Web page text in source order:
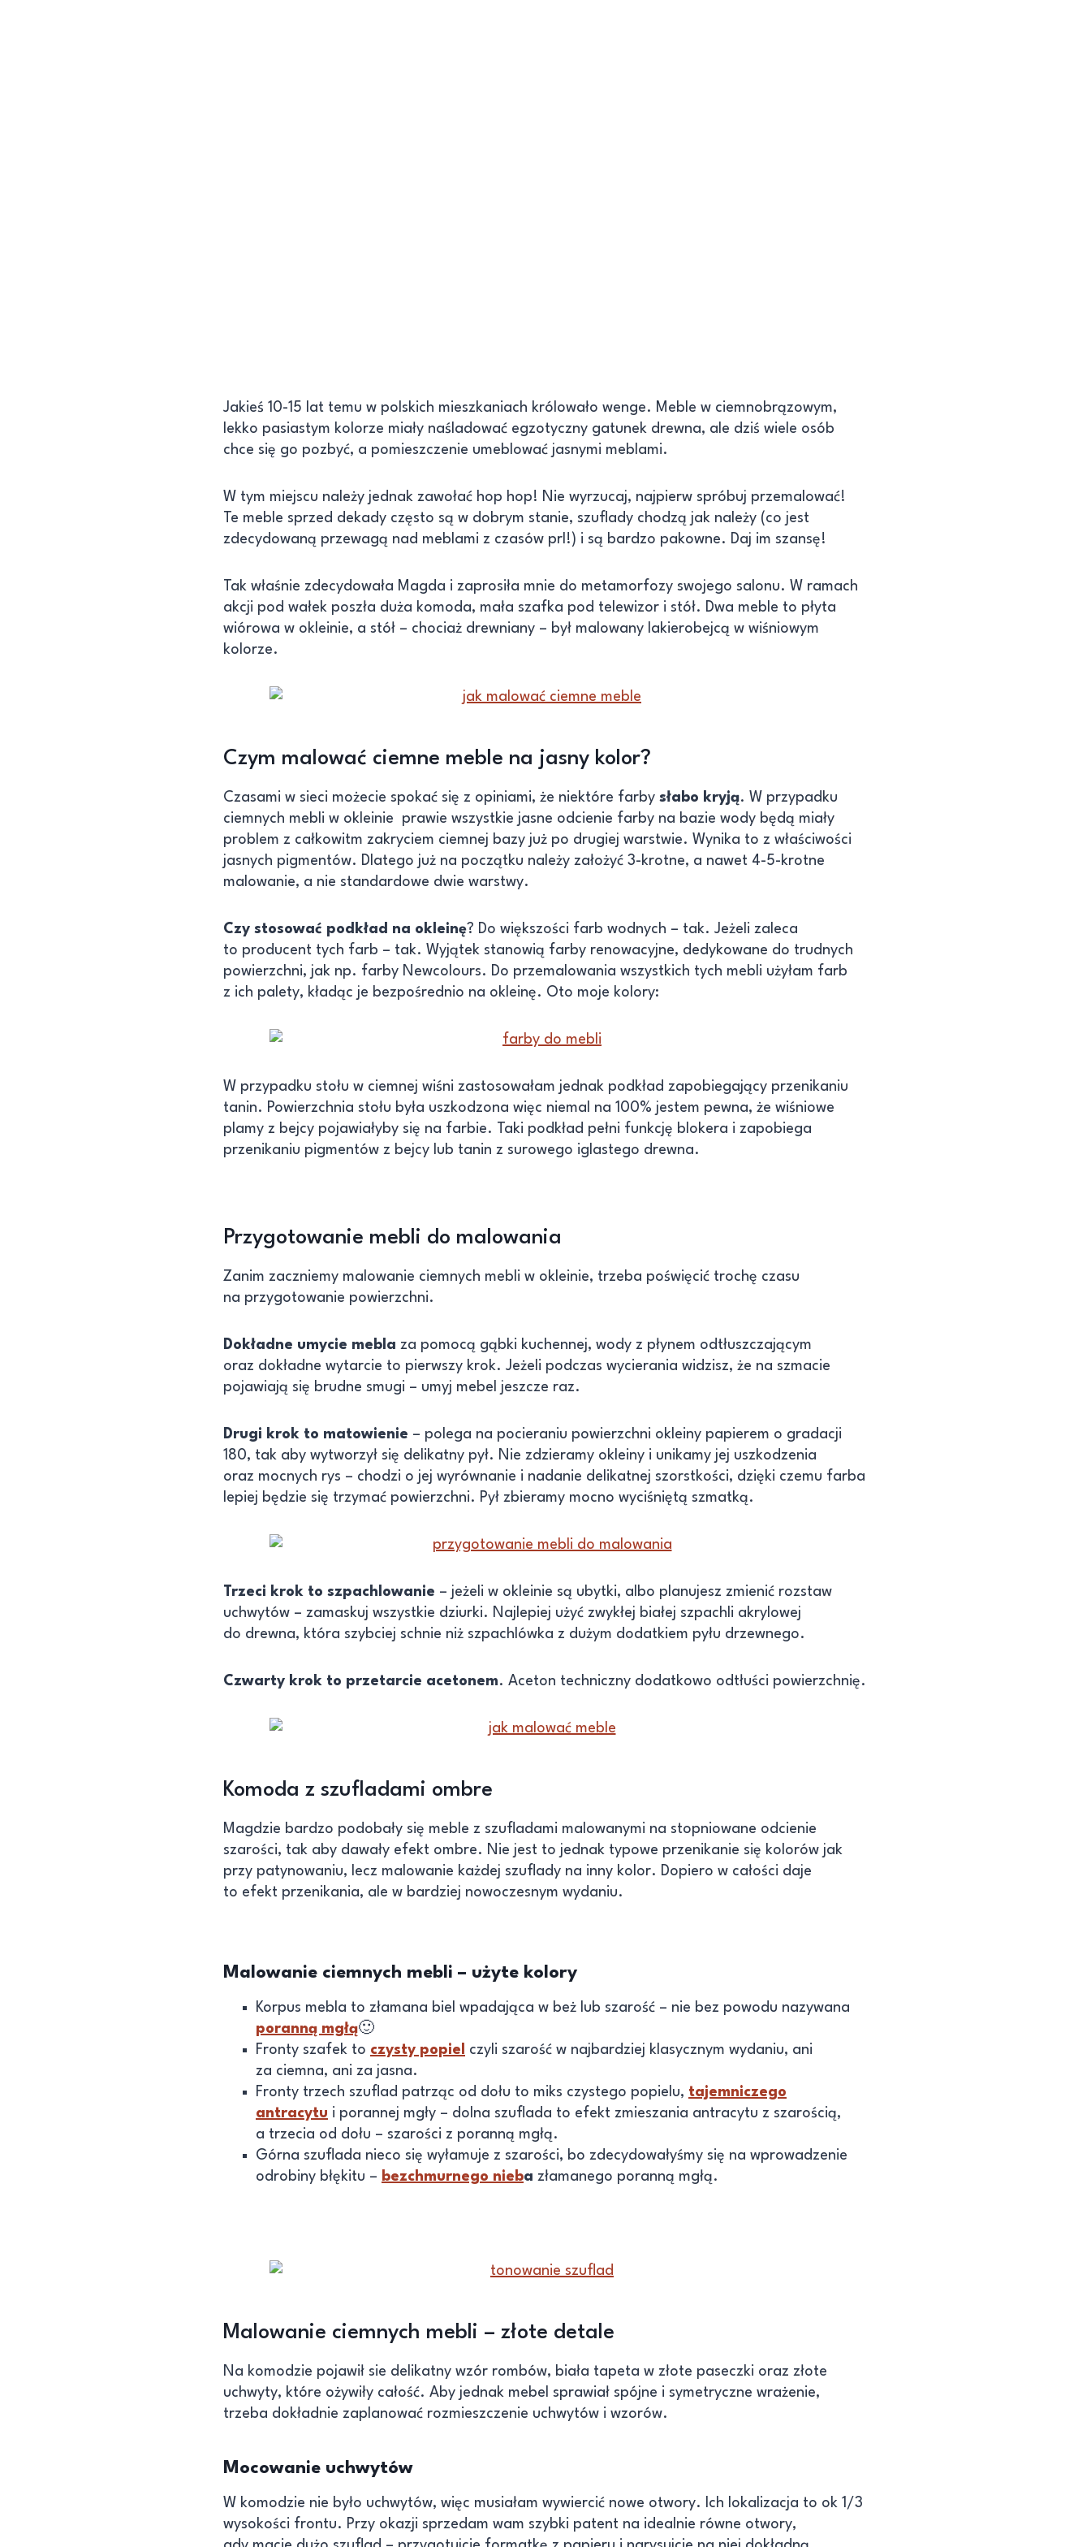
Jakieś 10-15 lat temu w polskich mieszkaniach królowało wenge. Meble w ciemnobrązowym,
lekko pasiastym kolorze miały naśladować egzotyczny gatunek drewna, ale dziś wiele osób
chce się go pozbyć, a pomieszczenie umeblować jasnymi meblami.
W tym miejscu należy jednak zawołać hop hop! Nie wyrzucaj, najpierw spróbuj przemalować!
Te meble sprzed dekady często są w dobrym stanie, szuflady chodzą jak należy (co jest
zdecydowaną przewagą nad meblami z czasów prl!) i są bardzo pakowne. Daj im szansę!
Tak właśnie zdecydowała Magda i zaprosiła mnie do metamorfozy swojego salonu. W ramach
akcji pod wałek poszła duża komoda, mała szafka pod telewizor i stół. Dwa meble to płyta
wiórowa w okleinie, a stół – chociaż drewniany – był malowany lakierobejcą w wiśniowym
kolorze.
Czym malować ciemne meble na jasny kolor?
Czasami w sieci możecie spokać się z opiniami, że niektóre farby słabo kryją. W przypadku
ciemnych mebli w okleinie prawie wszystkie jasne odcienie farby na bazie wody będą miały
problem z całkowitm zakryciem ciemnej bazy już po drugiej warstwie. Wynika to z właściwości
jasnych pigmentów. Dlatego już na początku należy założyć 3-krotne, a nawet 4-5-krotne
malowanie, a nie standardowe dwie warstwy.
Czy stosować podkład na okleinę? Do większości farb wodnych – tak. Jeżeli zaleca
to producent tych farb – tak. Wyjątek stanowią farby renowacyjne, dedykowane do trudnych
powierzchni, jak np. farby Newcolours. Do przemalowania wszystkich tych mebli użyłam farb
z ich palety, kładąc je bezpośrednio na okleinę. Oto moje kolory:
W przypadku stołu w ciemnej wiśni zastosowałam jednak podkład zapobiegający przenikaniu
tanin. Powierzchnia stołu była uszkodzona więc niemal na 100% jestem pewna, że wiśniowe
plamy z bejcy pojawiałyby się na farbie. Taki podkład pełni funkcję blokera i zapobiega
przenikaniu pigmentów z bejcy lub tanin z surowego iglastego drewna.
Przygotowanie mebli do malowania
Zanim zaczniemy malowanie ciemnych mebli w okleinie, trzeba poświęcić trochę czasu
na przygotowanie powierzchni.
Dokładne umycie mebla za pomocą gąbki kuchennej, wody z płynem odtłuszczającym
oraz dokładne wytarcie to pierwszy krok. Jeżeli podczas wycierania widzisz, że na szmacie
pojawiają się brudne smugi – umyj mebel jeszcze raz.
Drugi krok to matowienie – polega na pocieraniu powierzchni okleiny papierem o gradacji
180, tak aby wytworzył się delikatny pył. Nie zdzieramy okleiny i unikamy jej uszkodzenia
oraz mocnych rys – chodzi o jej wyrównanie i nadanie delikatnej szorstkości, dzięki czemu farba
lepiej będzie się trzymać powierzchni. Pył zbieramy mocno wyciśniętą szmatką.
Trzeci krok to szpachlowanie – jeżeli w okleinie są ubytki, albo planujesz zmienić rozstaw
uchwytów – zamaskuj wszystkie dziurki. Najlepiej użyć zwykłej białej szpachli akrylowej
do drewna, która szybciej schnie niż szpachlówka z dużym dodatkiem pyłu drzewnego.
Czwarty krok to przetarcie acetonem. Aceton techniczny dodatkowo odtłuści powierzchnię.
Komoda z szufladami ombre
Magdzie bardzo podobały się meble z szufladami malowanymi na stopniowane odcienie
szarości, tak aby dawały efekt ombre. Nie jest to jednak typowe przenikanie się kolorów jak
przy patynowaniu, lecz malowanie każdej szuflady na inny kolor. Dopiero w całości daje
to efekt przenikania, ale w bardziej nowoczesnym wydaniu.
Malowanie ciemnych mebli – użyte kolory
Korpus mebla to złamana biel wpadająca w beż lub szarość – nie bez powodu nazywana
poranną mgłą🙂
Fronty szafek to czysty popiel
czyli szarość w najbardziej klasycznym wydaniu, ani
za ciemna, ani za jasna.
Fronty trzech szuflad patrząc od dołu to miks czystego popielu, tajemniczego
antracytu i porannej mgły – dolna szuflada to efekt zmieszania antracytu z szarością,
a trzecia od dołu – szarości z poranną mgłą.
Górna szuflada nieco się wyłamuje z szarości, bo zdecydowałyśmy się na wprowadzenie
odrobiny błękitu – bezchmurnego nieba złamanego poranną mgłą.
Malowanie ciemnych mebli – złote detale
Na komodzie pojawił sie delikatny wzór rombów, biała tapeta w złote paseczki oraz złote
uchwyty, które ożywiły całość. Aby jednak mebel sprawiał spójne i symetryczne wrażenie,
trzeba dokładnie zaplanować rozmieszczenie uchwytów i wzorów.
Mocowanie uchwytów
W komodzie nie było uchwytów, więc musiałam wywiercić nowe otwory. Ich lokalizacja to ok 1/3
wysokości frontu. Przy okazji sprzedam wam szybki patent na idealnie równe otwory,